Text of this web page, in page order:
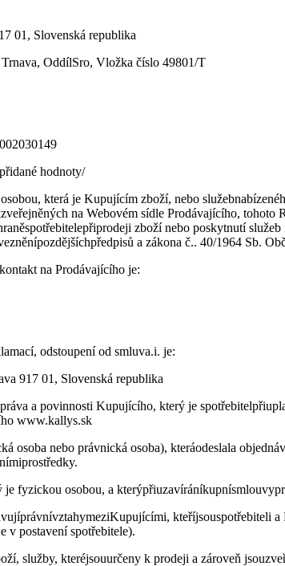
01, Slovenská republika
OddílSro, Vložka číslo 49801/T
hodnoty/
která je Kupujícím zboží, nebo
na Webovém sídle Prodávajícího,
zboží nebo poskytnutí
a zákona č.. 40/1964 Sb.
na Prodávajícího je:
odstoupení od smluva.i. je:
917 01, Slovenská republika
a povinnosti Kupujícího, který je
www.kallys.sk
osoba nebo právnická osoba), kteráodeslala
fyzickou osobou, a
kteříjsouspotřebiteli
v postavení spotřebitele).
služby, kteréjsouurčeny k prodeji a zároveň